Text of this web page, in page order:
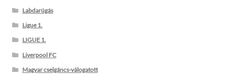
Labdarúgás
Ligue 1.
LIGUE 1.
Liverpool FC
Magyar cselgáncs-válogatott